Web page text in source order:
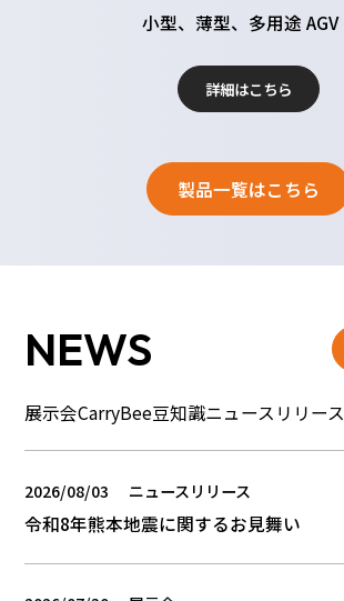
小型、薄型、多用途 AGV
詳細はこちら
製品一覧はこちら
NEWS
展示会CarryBee豆知識ニュースリリース
2026/08/03 ニュースリリース
令和8年熊本地震に関するお見舞い